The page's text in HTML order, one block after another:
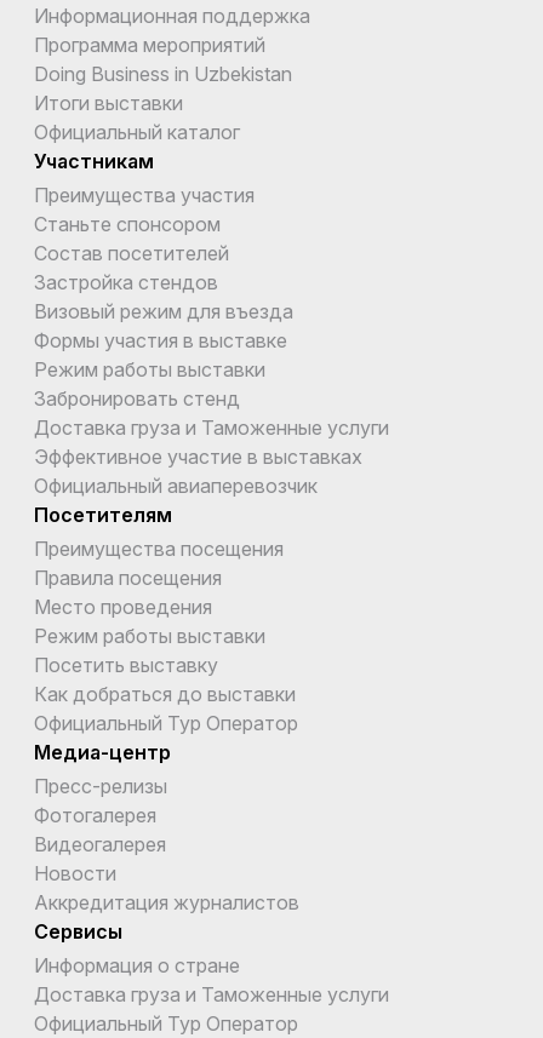
Информационная поддержка
Программа мероприятий
Doing Business in Uzbekistan
Итоги выставки
Официальный каталог
Участникам
Преимущества участия
Станьте спонсором
Состав посетителей
Застройка стендов
Визовый режим для въезда
Формы участия в выставке
Режим работы выставки
Забронировать стенд
Доставка груза и Таможенные услуги
Эффективное участие в выставках
Официальный авиаперевозчик
Посетителям
Преимущества посещения
Правила посещения
Место проведения
Режим работы выставки
Посетить выставку
Как добраться до выставки
Официальный Тур Оператор
Медиа-центр
Пресс-релизы
Фотогалерея
Видеогалерея
Новости
Аккредитация журналистов
Сервисы
Информация о стране
Доставка груза и Таможенные услуги
Официальный Тур Оператор